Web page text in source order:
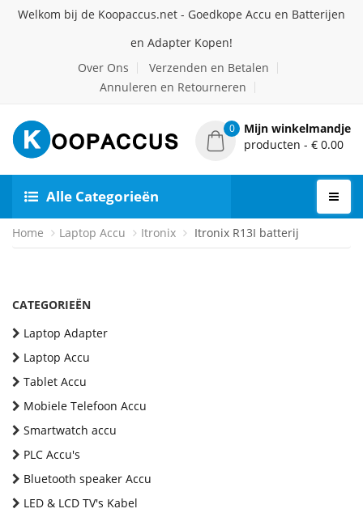
Welkom bij de Koopaccus.net - Goedkope Accu en Batterijen
en Adapter Kopen!
Over Ons
Verzenden en Betalen
Annuleren en Retourneren
0
Mijn winkelmandje
producten - € 0.00
Alle Categorieën
Home Laptop Accu Itronix Itronix R13I batterij
CATEGORIEËN
Laptop Adapter
Laptop Accu
Tablet Accu
Mobiele Telefoon Accu
Smartwatch accu
PLC Accu's
Bluetooth speaker Accu
LED & LCD TV's Kabel